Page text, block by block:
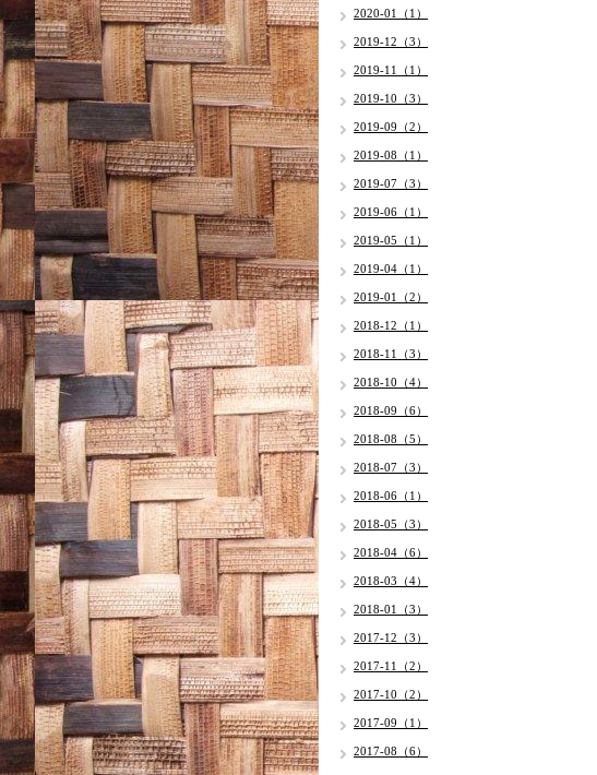
2020-01（1）
2019-12（3）
2019-11（1）
2019-10（3）
2019-09（2）
2019-08（1）
2019-07（3）
2019-06（1）
2019-05（1）
2019-04（1）
2019-01（2）
2018-12（1）
2018-11（3）
2018-10（4）
2018-09（6）
2018-08（5）
2018-07（3）
2018-06（1）
2018-05（3）
2018-04（6）
2018-03（4）
2018-01（3）
2017-12（3）
2017-11（2）
2017-10（2）
2017-09（1）
2017-08（6）